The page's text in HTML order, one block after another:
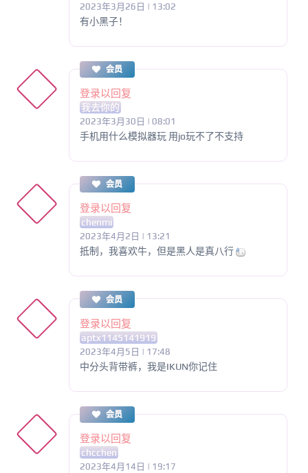
2023年3月26日 | 13:02
有小黑子！
会员
登录以回复
我去你的
2023年3月30日 | 08:01
手机用什么模拟器玩 用jo玩不了不支持
会员
登录以回复
chenmi
2023年4月2日 | 13:21
抵制，我喜欢牛，但是黑人是真八行
会员
登录以回复
aptx1145141919
2023年4月5日 | 17:48
中分头背带裤，我是IKUN你记住
会员
登录以回复
chcchen
2023年4月14日 | 19:17